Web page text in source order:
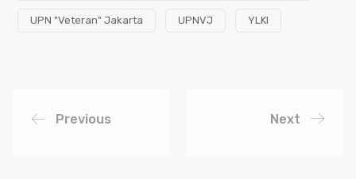
UPN "Veteran" Jakarta UPNVJ YLKI
Previous Next